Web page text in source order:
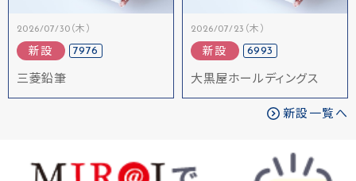
2026/07/30（木）
新設 7976
三菱鉛筆
2026/07/23（木）
新設 6993
大黒屋ホールディングス
新設一覧へ